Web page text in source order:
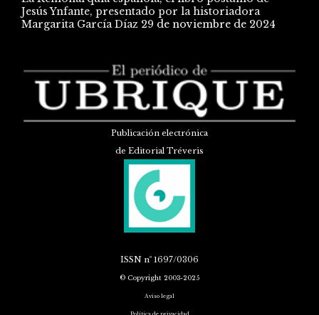
Jesús Ynfante, presentado por la historiadora
Margarita García Díaz 29 de noviembre de 2024
Publicación electrónica
de Editorial Tréveris
ISSN nº 1697/0306
© Copyright 2003-2025
Aviso legal